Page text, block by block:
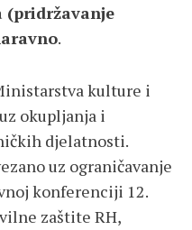
(pridržavanje
.
kulture i
okupljanja i
djelatnosti.
uz ograničavanje
konferenciji 12.
zaštite RH,